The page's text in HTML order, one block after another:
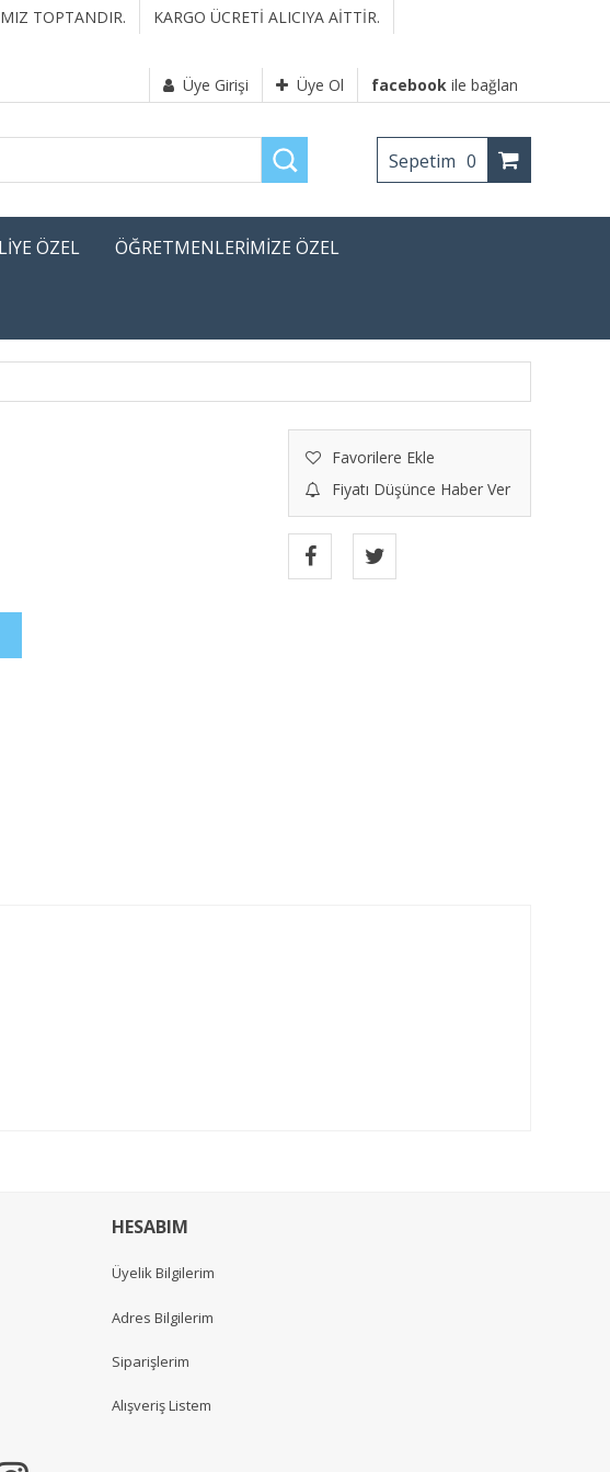
TOPTANDIR.
KARGO ÜCRETİ ALICIYA AİTTİR.
Üye Girişi
Üye Ol facebook ile bağlan
Sepetim 0
ÖZEL ÖĞRETMENLERİMİZE ÖZEL
Favorilere Ekle
Fiyatı Düşünce Haber Ver
HESABIM
Üyelik Bilgilerim
Adres Bilgilerim
Siparişlerim
Alışveriş Listem